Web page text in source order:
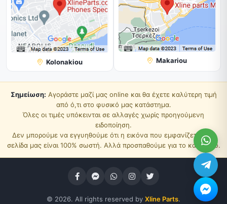
Kolonakiou Makariou
Σημείωση: Αγοράστε μαζί μας online και θα έχετε καλύτερη τιμή
από ό,τι στο φυσικό μας κατάστημα.
Όλες οι τιμές υπόκεινται σε αλλαγές χωρίς προηγούμενη
ειδοποίηση.
Δεν μπορούμε να εγγυηθούμε ότι η εικόνα που εμφανίζεται στη
σελίδα μας είναι 100% σωστή. Αλλά προσπαθούμε για το καλύτερο.
© 2026. All rights reserved by Xline Parts.